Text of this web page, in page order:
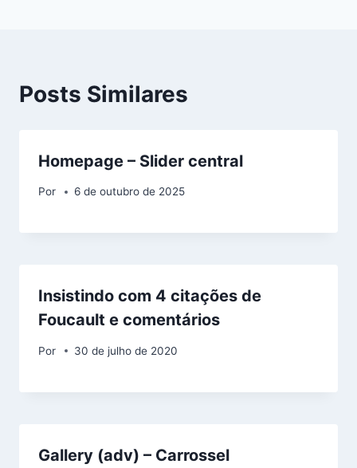
Posts Similares
Homepage – Slider central
Por 6 de outubro de 2025
Insistindo com 4 citações de
Foucault e comentários
Por 30 de julho de 2020
Gallery (adv) – Carrossel